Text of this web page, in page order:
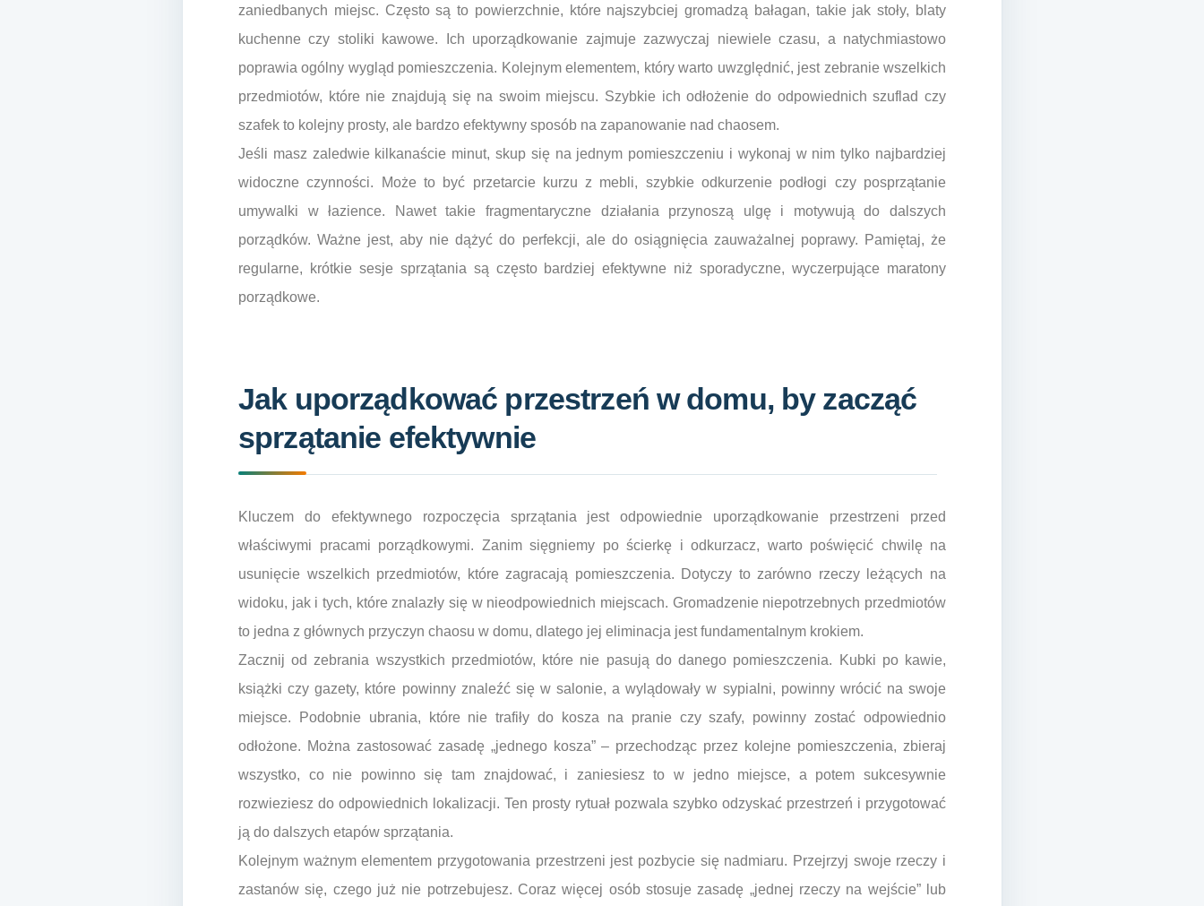
zaniedbanych miejsc. Często są to powierzchnie, które najszybciej gromadzą bałagan, takie jak stoły, blaty
kuchenne czy stoliki kawowe. Ich uporządkowanie zajmuje zazwyczaj niewiele czasu, a natychmiastowo
poprawia ogólny wygląd pomieszczenia. Kolejnym elementem, który warto uwzględnić, jest zebranie wszelkich
przedmiotów, które nie znajdują się na swoim miejscu. Szybkie ich odłożenie do odpowiednich szuflad czy
szafek to kolejny prosty, ale bardzo efektywny sposób na zapanowanie nad chaosem.
Jeśli masz zaledwie kilkanaście minut, skup się na jednym pomieszczeniu i wykonaj w nim tylko najbardziej
widoczne czynności. Może to być przetarcie kurzu z mebli, szybkie odkurzenie podłogi czy posprzątanie
umywalki w łazience. Nawet takie fragmentaryczne działania przynoszą ulgę i motywują do dalszych
porządków. Ważne jest, aby nie dążyć do perfekcji, ale do osiągnięcia zauważalnej poprawy. Pamiętaj, że
regularne, krótkie sesje sprzątania są często bardziej efektywne niż sporadyczne, wyczerpujące maratony
porządkowe.
Jak uporządkować przestrzeń w domu, by zacząć
sprzątanie efektywnie
Kluczem do efektywnego rozpoczęcia sprzątania jest odpowiednie uporządkowanie przestrzeni przed
właściwymi pracami porządkowymi. Zanim sięgniemy po ścierkę i odkurzacz, warto poświęcić chwilę na
usunięcie wszelkich przedmiotów, które zagracają pomieszczenia. Dotyczy to zarówno rzeczy leżących na
widoku, jak i tych, które znalazły się w nieodpowiednich miejscach. Gromadzenie niepotrzebnych przedmiotów
to jedna z głównych przyczyn chaosu w domu, dlatego jej eliminacja jest fundamentalnym krokiem.
Zacznij od zebrania wszystkich przedmiotów, które nie pasują do danego pomieszczenia. Kubki po kawie,
książki czy gazety, które powinny znaleźć się w salonie, a wylądowały w sypialni, powinny wrócić na swoje
miejsce. Podobnie ubrania, które nie trafiły do kosza na pranie czy szafy, powinny zostać odpowiednio
odłożone. Można zastosować zasadę „jednego kosza” – przechodząc przez kolejne pomieszczenia, zbieraj
wszystko, co nie powinno się tam znajdować, i zaniesiesz to w jedno miejsce, a potem sukcesywnie
rozwieziesz do odpowiednich lokalizacji. Ten prosty rytuał pozwala szybko odzyskać przestrzeń i przygotować
ją do dalszych etapów sprzątania.
Kolejnym ważnym elementem przygotowania przestrzeni jest pozbycie się nadmiaru. Przejrzyj swoje rzeczy i
zastanów się, czego już nie potrzebujesz. Coraz więcej osób stosuje zasadę „jednej rzeczy na wejście” lub